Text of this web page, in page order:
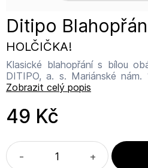
Ditipo Blahopřání K - JE TO
HOLČIČKA!
Klasické blahopřání s bílou
DITIPO, a. s. Mariánské nám. 14, Uherský Brod, 68801
info@ditipo.cz
Zobrazit celý popis
49 Kč
- +